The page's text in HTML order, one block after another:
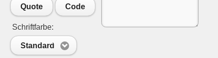
Quote Code
Schriftfarbe:
Standard